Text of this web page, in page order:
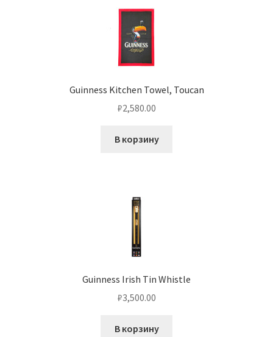
Guinness Kitchen Towel, Toucan
₽2,580.00
В корзину
Guinness Irish Tin Whistle
₽3,500.00
В корзину